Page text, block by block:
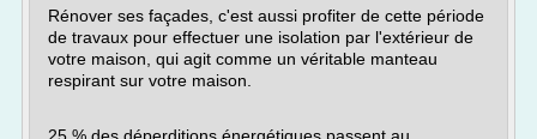
Rénover ses façades, c'est aussi profiter de cette période
de travaux pour effectuer une isolation par l'extérieur de
votre maison, qui agit comme un véritable manteau
respirant sur votre maison.